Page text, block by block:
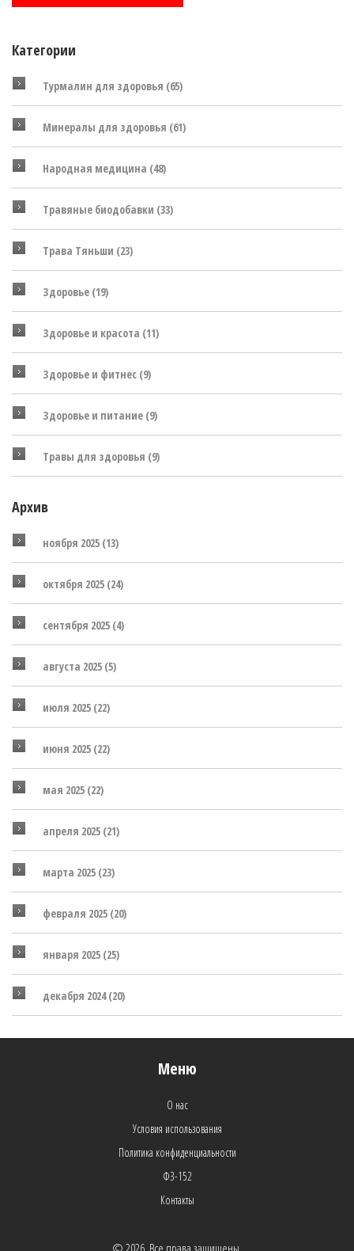
Категории
Турмалин для здоровья (65)
Минералы для здоровья (61)
Народная медицина (48)
Травяные биодобавки (33)
Трава Тяньши (23)
Здоровье (19)
Здоровье и красота (11)
Здоровье и фитнес (9)
Здоровье и питание (9)
Травы для здоровья (9)
Архив
ноября 2025 (13)
октября 2025 (24)
сентября 2025 (4)
августа 2025 (5)
июля 2025 (22)
июня 2025 (22)
мая 2025 (22)
апреля 2025 (21)
марта 2025 (23)
февраля 2025 (20)
января 2025 (25)
декабря 2024(20)
Меню
О нас
Условия использования
Политика конфиденциальности
ФЗ-152
Контакты